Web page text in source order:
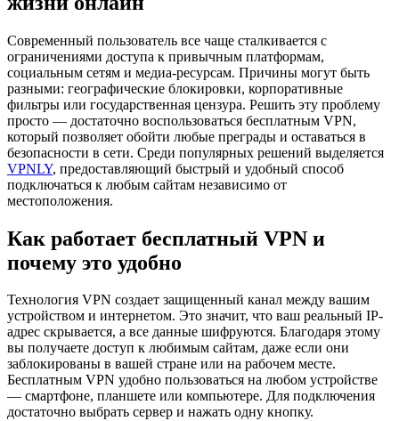
Современный пользователь все чаще сталкивается с
ограничениями доступа к привычным платформам,
социальным сетям и медиа-ресурсам. Причины могут быть
разными: географические блокировки, корпоративные
фильтры или государственная цензура. Решить эту проблему
просто — достаточно воспользоваться бесплатным VPN,
который позволяет обойти любые преграды и оставаться в
безопасности в сети. Среди популярных решений выделяется
VPNLY, предоставляющий быстрый и удобный способ
подключаться к любым сайтам независимо от
местоположения.
Как работает бесплатный VPN и
почему это удобно
Технология VPN создает защищенный канал между вашим
устройством и интернетом. Это значит, что ваш реальный IP-
адрес скрывается, а все данные шифруются. Благодаря этому
вы получаете доступ к любимым сайтам, даже если они
заблокированы в вашей стране или на рабочем месте.
Бесплатным VPN удобно пользоваться на любом устройстве
— смартфоне, планшете или компьютере. Для подключения
достаточно выбрать сервер и нажать одну кнопку.